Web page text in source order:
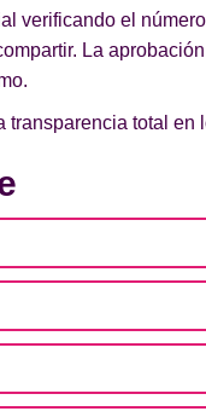
verificando el
La
total en